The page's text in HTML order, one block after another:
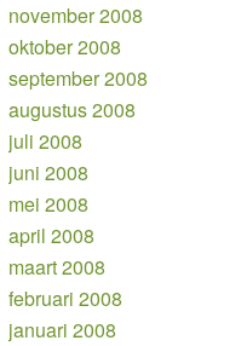
november 2008
oktober 2008
september 2008
augustus 2008
juli 2008
juni 2008
mei 2008
april 2008
maart 2008
februari 2008
januari 2008